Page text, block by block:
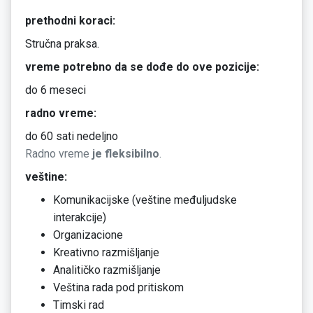
prethodni koraci:
Stručna praksa.
vreme potrebno da se dođe do ove pozicije:
do 6 meseci
radno vreme:
do 60 sati nedeljno
Radno vreme je fleksibilno.
veštine:
Komunikacijske (veštine međuljudske
interakcije)
Organizacione
Kreativno razmišljanje
Analitičko razmišljanje
Veština rada pod pritiskom
Timski rad